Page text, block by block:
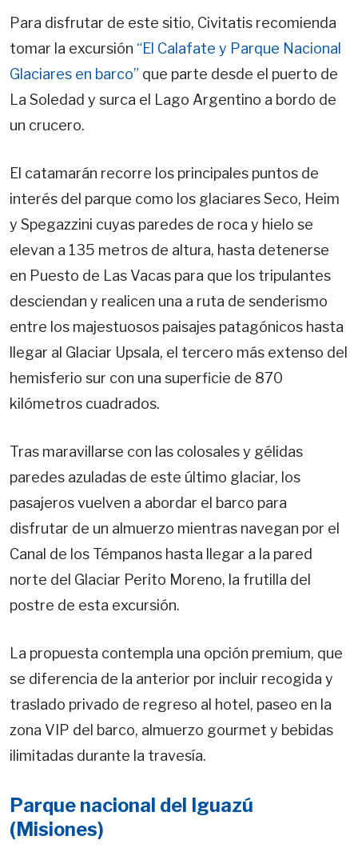
Para disfrutar de este sitio, Civitatis recomienda
tomar la excursión “El Calafate y Parque Nacional
Glaciares en barco” que parte desde el puerto de
La Soledad y surca el Lago Argentino a bordo de
un crucero.
El catamarán recorre los principales puntos de
interés del parque como los glaciares Seco, Heim
y Spegazzini cuyas paredes de roca y hielo se
elevan a 135 metros de altura, hasta detenerse
en Puesto de Las Vacas para que los tripulantes
desciendan y realicen una a ruta de senderismo
entre los majestuosos paisajes patagónicos hasta
llegar al Glaciar Upsala, el tercero más extenso del
hemisferio sur con una superficie de 870
kilómetros cuadrados.
Tras maravillarse con las colosales y gélidas
paredes azuladas de este último glaciar, los
pasajeros vuelven a abordar el barco para
disfrutar de un almuerzo mientras navegan por el
Canal de los Témpanos hasta llegar a la pared
norte del Glaciar Perito Moreno, la frutilla del
postre de esta excursión.
La propuesta contempla una opción premium, que
se diferencia de la anterior por incluir recogida y
traslado privado de regreso al hotel, paseo en la
zona VIP del barco, almuerzo gourmet y bebidas
ilimitadas durante la travesía.
Parque nacional del Iguazú
(Misiones)